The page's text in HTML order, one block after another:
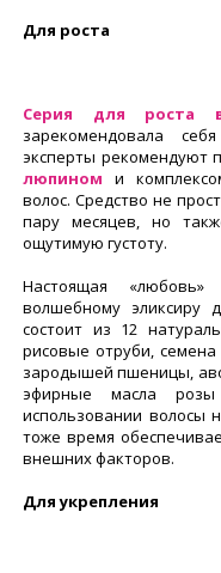
Для роста
Серия для роста
зарекомендовала
эксперты рекомендуют
люпином и
волос. Средство не
пару месяцев, но
ощутимую густоту.
Настоящая
волшебному эликсиру
состоит из 12
рисовые отруби,
зародышей пшеницы,
эфирные масла
использовании волосы
тоже время
внешних факторов.
Для укрепления